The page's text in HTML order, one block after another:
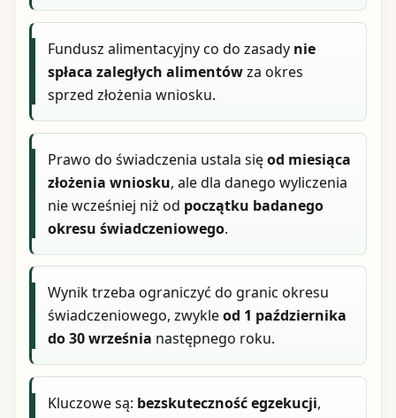
Fundusz alimentacyjny co do zasady nie
spłaca zaległych alimentówza okres
sprzed złożenia wniosku.
Prawo do świadczenia ustala sięod miesiąca
złożenia wniosku, ale dla danego wyliczenia
nie wcześniej niż od początku badanego
okresu świadczeniowego.
Wynik trzeba ograniczyć do granic okresu
świadczeniowego, zwykleod 1 października
do 30 września następnego roku.
Kluczowe są: bezskuteczność egzekucji,